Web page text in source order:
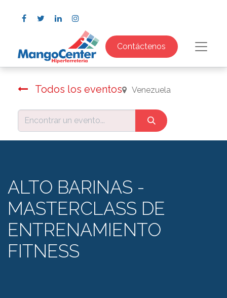
Contáctenos
Todos los eventos Venezuela
ALTO BARINAS -
MASTERCLASS DE
ENTRENAMIENTO
FITNESS